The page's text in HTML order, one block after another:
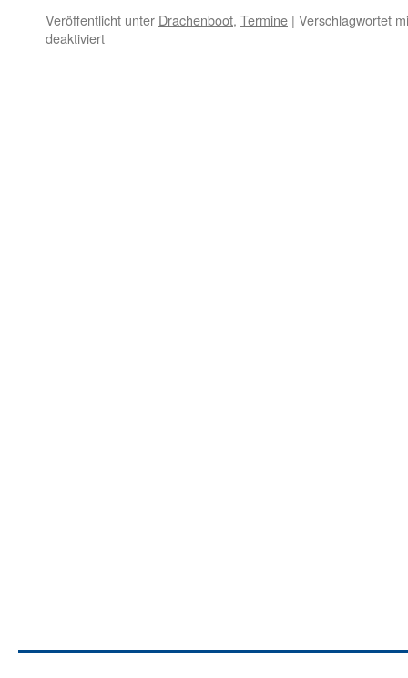
Veröffentlicht unter Drachenboot, Termine | Verschlagwortet
deaktiviertfür